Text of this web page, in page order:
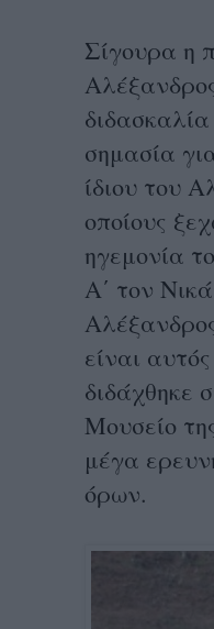
Σίγουρα η
σημασία
ίδιου του
οποίους
ηγεμονία
Α΄ τον
είναι
διδάχθηκε
Μουσείο
μέγα
όρων.